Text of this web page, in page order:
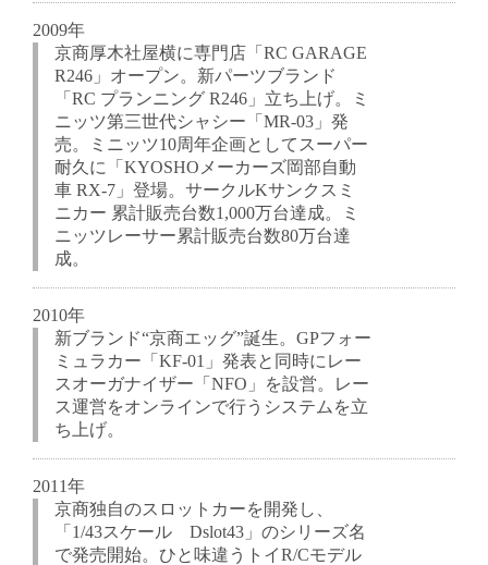
2009年
京商厚木社屋横に専門店「RC GARAGE
R246」オープン。新パーツブランド
「RC プランニング R246」立ち上げ。ミ
ニッツ第三世代シャシー「MR-03」発
売。ミニッツ10周年企画としてスーパー
耐久に「KYOSHOメーカーズ岡部自動
車 RX-7」登場。サークルKサンクスミ
ニカー 累計販売台数1,000万台達成。ミ
ニッツレーサー累計販売台数80万台達
成。
2010年
新ブランド“京商エッグ”誕生。GPフォー
ミュラカー「KF-01」発表と同時にレー
スオーガナイザー「NFO」を設営。レー
ス運営をオンラインで行うシステムを立
ち上げ。
2011年
京商独自のスロットカーを開発し、
「1/43スケール Dslot43」のシリーズ名
で発売開始。ひと味違うトイR/Cモデル